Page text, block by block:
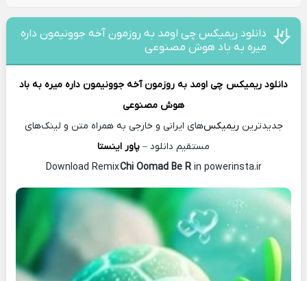
دانلود ریمیکس چی اومد به روزمون آخه جوونیمون داره
میره به باد هوش مصنوعی
دانلود ریمیکس چی اومد به روزمون آخه جوونیمون داره میره به باد
هوش مصنوعی
جدیدترین ریمیکس‌های ایرانی و خارجی به همراه متن و لینک‌های
مستقیم دانلود – پاور اینستا
Download RemixChi Oomad Be Rin powerinsta.ir